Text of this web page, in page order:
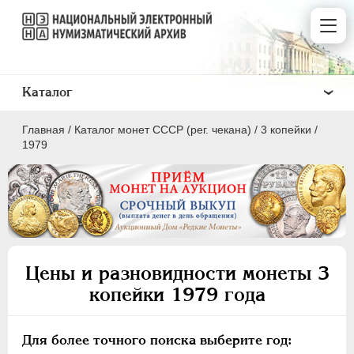
Главная / Каталог монет СССР (рег. чекана) / 3 копейки /
1979
Цены и разновидности монеты 3
копейки 1979 года
Для более точного поиска выберите год:
Каталог
ПОЛКОПЕЙКИ
2 КОПЕЙКИ
3 КОПЕЙКИ
10 КОПЕЕК